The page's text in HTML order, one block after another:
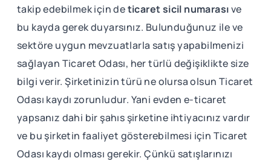
takip edebilmek için deticaret sicil numarasıve
bu kayda gerek duyarsınız. Bulunduğunuz ile ve
sektöre uygun mevzuatlarla satış yapabilmenizi
sağlayan Ticaret Odası, her türlü değişiklikte size
bilgi verir. Şirketinizin türü ne olursa olsun Ticaret
Odası kaydı zorunludur. Yani evden e-ticaret
yapsanız dahi bir şahıs şirketine ihtiyacınız vardır
ve bu şirketin faaliyet gösterebilmesi için Ticaret
Odası kaydı olması gerekir. Çünkü satışlarınızı